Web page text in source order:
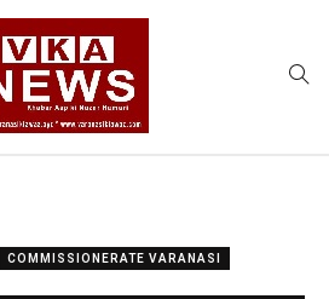
COMMISSIONERATE VARANASI